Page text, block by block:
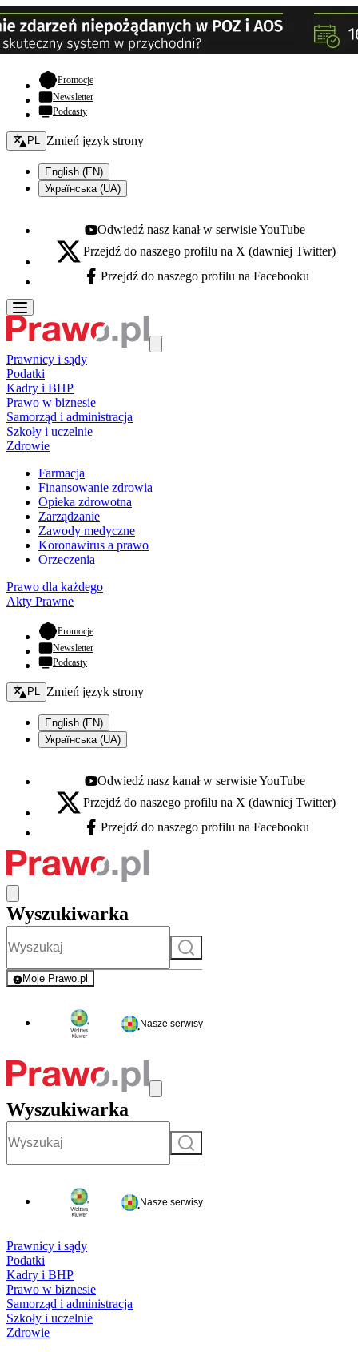
Promocje- otwiera się w nowej karcie
Newsletter
Podcasty
Zmień język - bieżący:
PL Zmień język strony
English (EN)
Українська (UA)
Youtube - otwiera się w nowej karcie
Odwiedź nasz kanał w serwisie YouTube
X - otwiera się w nowej karcie
Przejdź do naszego profilu na X (dawniej Twitter)
Facebook - otwiera się w nowej karcie
Przejdź do naszego profilu na Facebooku
Prawnicy i sądy
Podatki
Kadry i BHP
Prawo w biznesie
Samorząd i administracja
Szkoły i uczelnie
Zdrowie
Farmacja
Finansowanie zdrowia
Opieka zdrowotna
Zarządzanie
Zawody medyczne
Koronawirus a prawo
Orzeczenia
Prawo dla każdego
Akty Prawne
Promocje- otwiera się w nowej karcie
Newsletter
Podcasty
Zmień język - bieżący:
PL Zmień język strony
English (EN)
Українська (UA)
Youtube - otwiera się w nowej karcie
Odwiedź nasz kanał w serwisie YouTube
X - otwiera się w nowej karcie
Przejdź do naszego profilu na X (dawniej Twitter)
Facebook - otwiera się w nowej karcie
Przejdź do naszego profilu na Facebooku
Wyszukiwarka
Szukaj
Moje Prawo.pl
- rejestracja i logowanie do serwisu
Nasze serwisy
Wyszukiwarka
Szukaj
Nasze serwisy
Prawnicy i sądy
Podatki
Kadry i BHP
Prawo w biznesie
Samorząd i administracja
Szkoły i uczelnie
Zdrowie